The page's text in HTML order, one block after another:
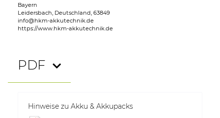
Bayern
Leidersbach, Deutschland, 63849
info@hkm-akkutechnik.de
https://www.hkm-akkutechnik.de
PDF
Hinweise zu Akku & Akkupacks